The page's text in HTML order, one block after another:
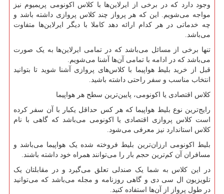
وجود دارد که در برخی از ایرلاین‌ها با کلاس اکونومی پریمیوم نیز
مواجه می‌شویم. این که هر پرواز چند کلاس پروازی داشته باشد و
چه خدماتی در هر کدام ارائه دهد کاملا با دیگر ایرلاین‌ها متفاوت
می‌باشد.
تنها برخی از مسائل می‌باشد که در تمامی ایرلاین‌ها به یک صورت
می‌باشد که در ادامه با تمامی آن‌ها آشنا می‌شویم.
قبل از خرید بلیط هواپیما با کلاس‌های پروازی آشنا شوید تا بتوانید
انتخاب مناسب و سفر راحتی داشته باشید.
کلاس اقتصادی یا اکونومی، پایین‌ترین سطح هر هواپیما
رایج‌ترین نوع بلیط هواپیما که هر کس حداقل یکبار با آن سفر کرده
است کلاس پروازی اقتصادی یا اکونومی می‌باشد که گاهی با نام
کلاس استاندارد نیز معرفی می‌شود.
بلیط اکونومی ارزان‌ترین بلیط فروخته شده یک هواپیما می‌باشد و
مسافران آن کم‌ترین حجم بار را می‌توانند همراه خود داشته باشند.
در این کلاس به شما یک صندلی تعلق می‌گیرد و در مقابلتان یک
تلویزیون ال سی دی و گاهی روزنامه و مجله می‌باشد که می‌توانید
در طول پرواز از آن‌ها استفاده کنید.